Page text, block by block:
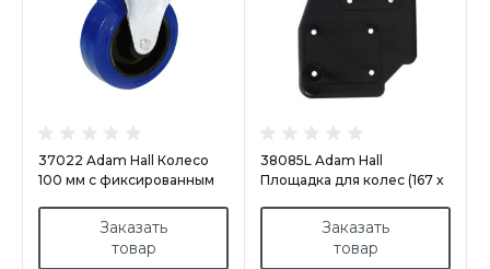
37022 Adam Hall Колесо
100 мм с фиксированным
Заказать
товар
38085L Adam Hall
Площадка для колес (167 x
Заказать
товар